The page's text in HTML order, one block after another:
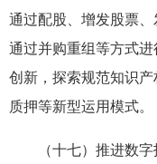
通过配股、增发股票、
通过并购重组等方式
创新，探索规范知识
质押等新型运用模式。
（十七）推进数字